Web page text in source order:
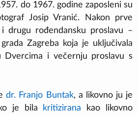
do 1967. godine zaposleni su
Josip Vranić. Nakon prve
rođendansku proslavu –
Zagreba koja je uključivala
Dvercima i večernju proslavu s
dr. Franjo Buntak, a likovno ju je
je bila
kritizirana kao likovno